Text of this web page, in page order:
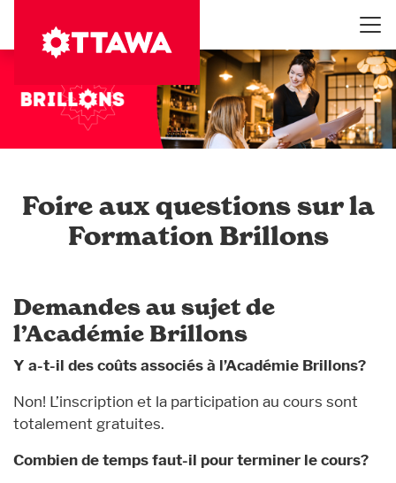
contenu
Foire aux questions sur la
Formation Brillons
Demandes au sujet de
l’Académie Brillons
Y a-t-il des coûts associés à l’Académie Brillons?
Non! L’inscription et la participation au cours sont
totalement gratuites.
Combien de temps faut-il pour terminer le cours?